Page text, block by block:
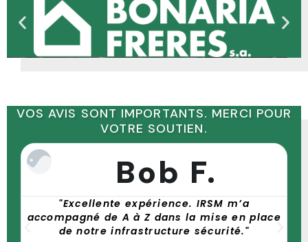
VOS AVIS SONT IMPORTANTS. MERCI POUR
VOTRE SOUTIEN.
Bob F.
"Excellente expérience. IRSM m’a
accompagné de A à Z dans la mise en place
de notre infrastructure sécurité."